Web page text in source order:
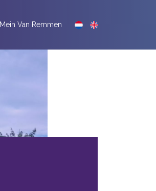
Mein Van Remmen